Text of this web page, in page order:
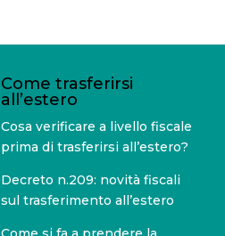
Come trasferirsi
all’estero
Cosa verificare a livello fiscale
prima di trasferirsi all’estero?
Decreto n.209: novità fiscali
sul trasferimento all’estero